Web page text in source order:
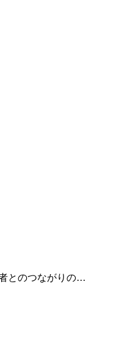
とのつながりの…